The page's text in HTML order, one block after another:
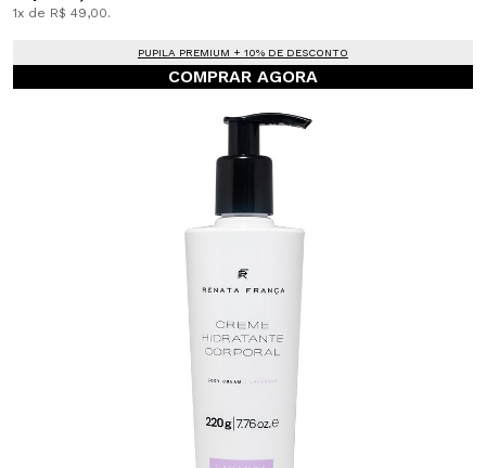
1x de R$ 49,00.
PUPILA PREMIUM + 10% DE DESCONTO
COMPRAR AGORA